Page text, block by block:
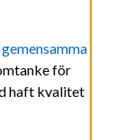
gemensamma
för
haft kvalitet